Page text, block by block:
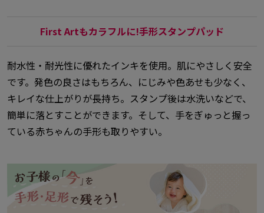
First Artもカラフルに!手形スタンプパッド
耐水性・耐光性に優れたインキを使用。肌にやさしく安全
です。発色の良さはもちろん、にじみや色あせも少なく、
キレイな仕上がりが長持ち。スタンプ後は水洗いなどで、
簡単に落とすことができます。そして、手をぎゅっと握っ
ている赤ちゃんの手形も取りやすい。